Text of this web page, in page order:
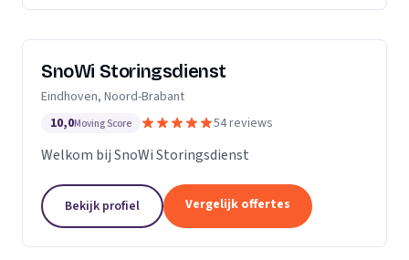
SnoWi Storingsdienst
Eindhoven, Noord-Brabant
10,0Moving Score 54 reviews
Welkom bij SnoWi Storingsdienst
Bekijk profiel Vergelijk offertes